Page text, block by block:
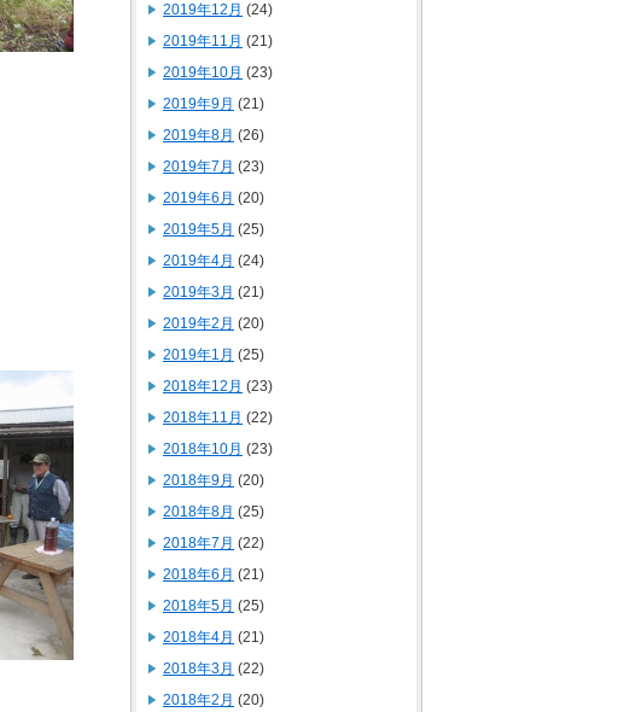
2019年12月 (24)
2019年11月 (21)
2019年10月 (23)
2019年9月 (21)
2019年8月 (26)
2019年7月 (23)
2019年6月 (20)
2019年5月 (25)
2019年4月 (24)
2019年3月 (21)
2019年2月 (20)
2019年1月 (25)
2018年12月 (23)
2018年11月 (22)
2018年10月 (23)
2018年9月 (20)
2018年8月 (25)
2018年7月 (22)
2018年6月 (21)
2018年5月 (25)
2018年4月 (21)
2018年3月 (22)
2018年2月 (20)